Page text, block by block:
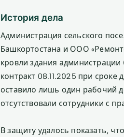
История дела
Администрация сельского
Башкортостана и ООО
кровли здания администрации
контракт 08.11.2025 при сроке
оставило лишь один рабочий
отсутствовали сотрудники с
В защиту удалось показать,